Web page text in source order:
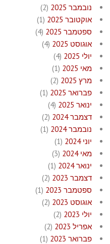
נובמבר 2025
(2)
אוקטובר 2025
(1)
ספטמבר 2025
(4)
אוגוסט 2025
(4)
יולי 2025
(4)
מאי 2025
(1)
מרץ 2025
(2)
פברואר 2025
(1)
ינואר 2025
(4)
דצמבר 2024
(2)
נובמבר 2024
(1)
יוני 2024
(1)
מאי 2024
(3)
ינואר 2024
(1)
דצמבר 2023
(2)
ספטמבר 2023
(1)
אוגוסט 2023
(2)
יולי 2023
(2)
אפריל 2023
(2)
פברואר 2023
(1)